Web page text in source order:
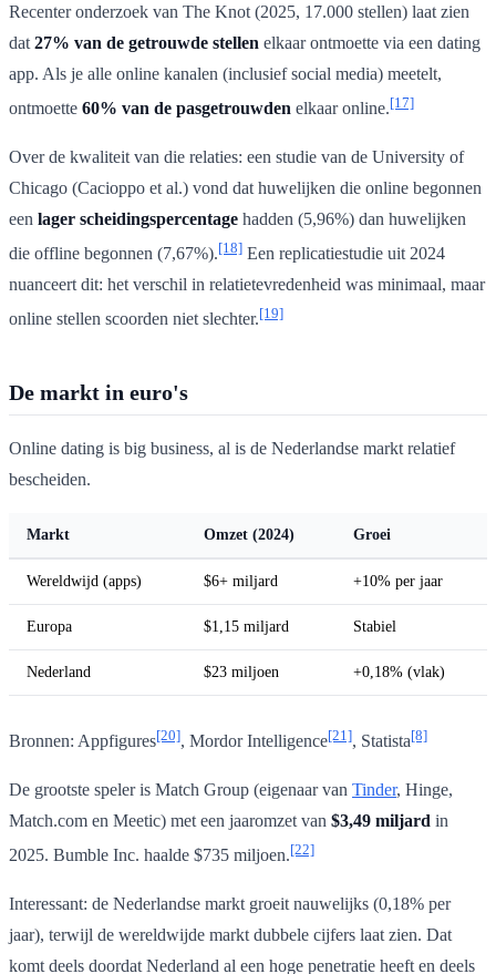
Recenter onderzoek van The Knot (2025, 17.000 stellen) laat zien
dat 27% van de getrouwde stellen elkaar ontmoette via een dating
app. Als je alle online kanalen (inclusief social media) meetelt,
ontmoette 60% van de pasgetrouwden elkaar online.[17]
Over de kwaliteit van die relaties: een studie van de University of
Chicago (Cacioppo et al.) vond dat huwelijken die online begonnen
een lager scheidingspercentage hadden (5,96%) dan huwelijken
die offline begonnen (7,67%).[18] Een replicatiestudie uit 2024
nuanceert dit: het verschil in relatietevredenheid was minimaal, maar
online stellen scoorden niet slechter.[19]
De markt in euro's
Online dating is big business, al is de Nederlandse markt relatief
bescheiden.
Markt Omzet (2024) Groei
Wereldwijd (apps) $6+ miljard +10% per jaar
Europa $1,15 miljard Stabiel
Nederland $23 miljoen +0,18% (vlak)
Bronnen: Appfigures[20], Mordor Intelligence[21], Statista[8]
De grootste speler is Match Group (eigenaar van Tinder, Hinge,
Match.com en Meetic) met een jaaromzet van $3,49 miljard in
2025. Bumble Inc. haalde $735 miljoen.[22]
Interessant: de Nederlandse markt groeit nauwelijks (0,18% per
jaar), terwijl de wereldwijde markt dubbele cijfers laat zien. Dat
komt deels doordat Nederland al een hoge penetratie heeft en deels